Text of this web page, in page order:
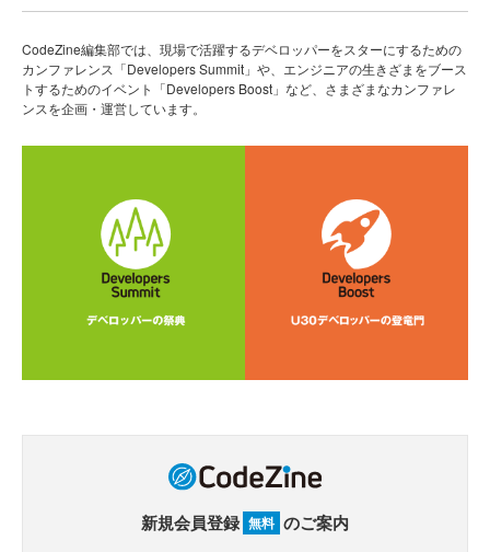
CodeZine編集部では、現場で活躍するデベロッパーをスターにするための
カンファレンス「Developers Summit」や、エンジニアの生きざまをブース
トするためのイベント「Developers Boost」など、さまざまなカンファレ
ンスを企画・運営しています。
新規会員登録 無料 のご案内